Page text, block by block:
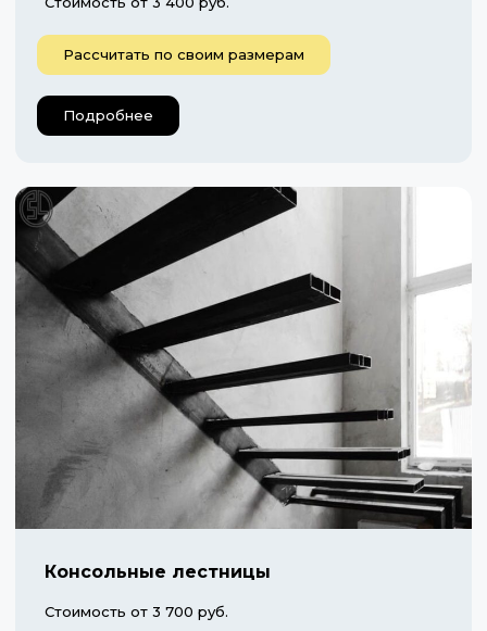
Рассчитать по своим размерам
Подробнее
Консольные лестницы
Стоимость от 3 700 руб.